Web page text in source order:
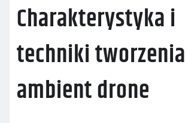
Charakterystyka i
techniki tworzenia
ambient drone